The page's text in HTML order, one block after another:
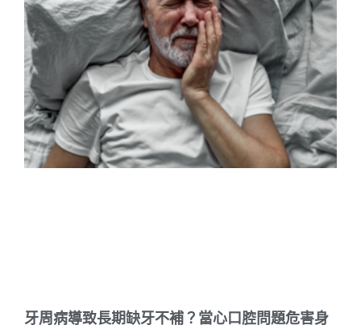
牙周病導致長期缺牙不補？當心口腔問題危害身